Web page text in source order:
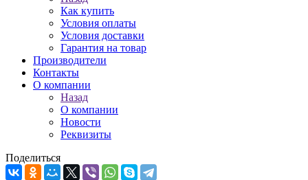
Как купить
Условия оплаты
Условия доставки
Гарантия на товар
Производители
Контакты
О компании
Назад
О компании
Новости
Реквизиты
Поделиться